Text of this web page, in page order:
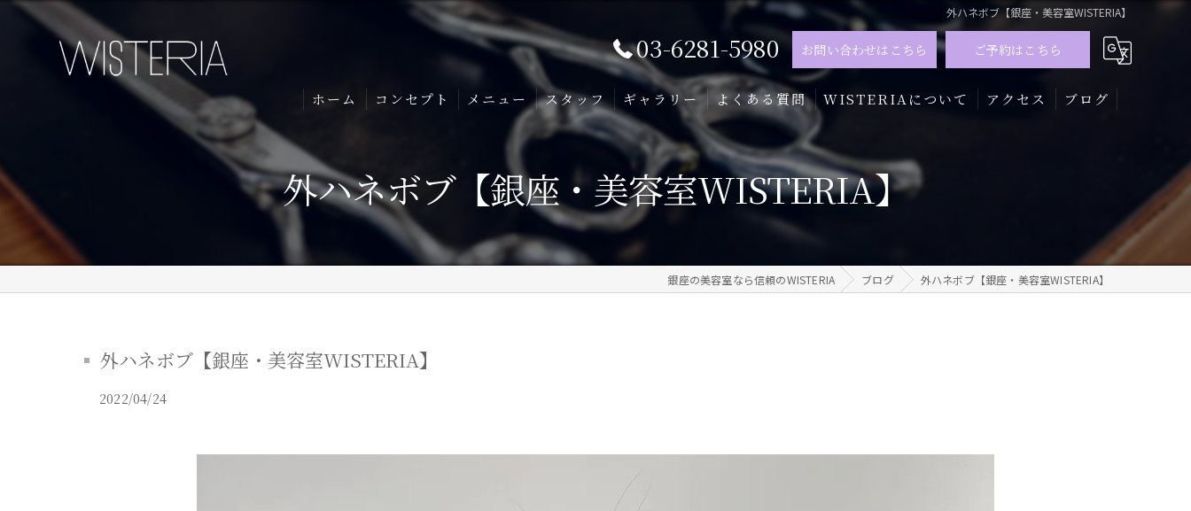
外ハネボブ【銀座・美容室WISTERIA】
03-6281-5980 お問い合わせはこちら ご予約はこちら
ホーム コンセプト メニュー スタッフ ギャラリー よくある質問 WISTERIAについて
髪質改善
トリートメント
メンズ
アクセス ブログ
外ハネボブ【銀座・美容室WISTERIA】
銀座の美容室なら信頼のWISTERIA ブログ 外ハネボブ【銀座・美容室WISTERIA】
外ハネボブ【銀座・美容室WISTERIA】
2022/04/24